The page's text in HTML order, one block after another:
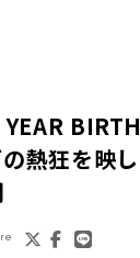
熱狂を映